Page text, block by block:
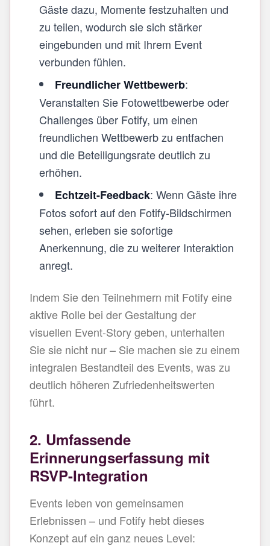
Gäste dazu, Momente festzuhalten und
zu teilen, wodurch sie sich stärker
eingebunden und mit Ihrem Event
verbunden fühlen.
Freundlicher Wettbewerb:
Veranstalten Sie Fotowettbewerbe oder
Challenges über Fotify, um einen
freundlichen Wettbewerb zu entfachen
und die Beteiligungsrate deutlich zu
erhöhen.
Echtzeit-Feedback: Wenn Gäste ihre
Fotos sofort auf den Fotify-Bildschirmen
sehen, erleben sie sofortige
Anerkennung, die zu weiterer Interaktion
anregt.
Indem Sie den Teilnehmern mit Fotify eine
aktive Rolle bei der Gestaltung der
visuellen Event-Story geben, unterhalten
Sie sie nicht nur – Sie machen sie zu einem
integralen Bestandteil des Events, was zu
deutlich höheren Zufriedenheitswerten
führt.
2. Umfassende
Erinnerungserfassung mit
RSVP-Integration
Events leben von gemeinsamen
Erlebnissen – und Fotify hebt dieses
Konzept auf ein ganz neues Level: